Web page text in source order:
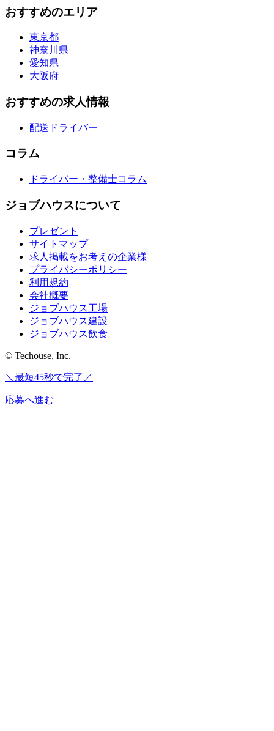
おすすめのエリア
東京都
神奈川県
愛知県
大阪府
おすすめの求人情報
配送ドライバー
コラム
ドライバー・整備士コラム
ジョブハウスについて
プレゼント
サイトマップ
求人掲載をお考えの企業様
プライバシーポリシー
利用規約
会社概要
ジョブハウス工場
ジョブハウス建設
ジョブハウス飲食
© Techouse, Inc.
＼最短45秒で完了／
応募へ進む